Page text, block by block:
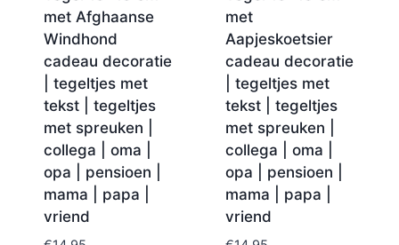
met Afghaanse
Windhond
cadeau decoratie
| tegeltjes met
tekst | tegeltjes
met spreuken |
collega | oma |
opa | pensioen |
mama | papa |
vriend
met
Aapjeskoetsier
cadeau decoratie
| tegeltjes met
tekst | tegeltjes
met spreuken |
collega | oma |
opa | pensioen |
mama | papa |
vriend